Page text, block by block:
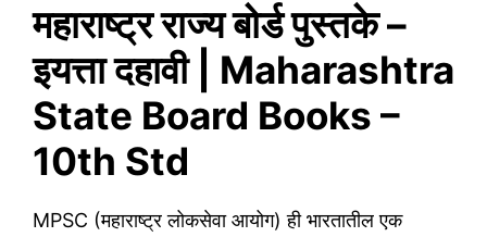
महाराष्ट्र राज्य बोर्ड पुस्तके –
इयत्ता दहावी | Maharashtra
State Board Books –
10th Std
MPSC (महाराष्ट्र लोकसेवा आयोग) ही भारतातील एक